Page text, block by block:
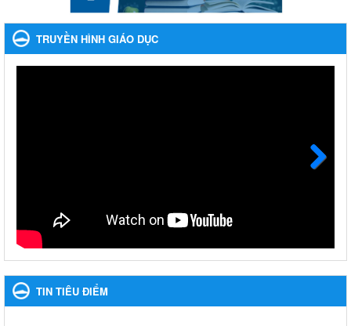
Phát động, triển khai Cuộc thi " An toàn giao thông cho nụ
cười ngày mai" dành cho học sinh và giáo viên trung học
năm học 2023-2024
Phát động, triển khai Cuộc thi " An toàn giao thông cho nụ cười
Nhắc nhỡ thực hiện thanh toán không dùng tiền mặt các
khoản thu trong nhà trường năm học 2023-2024 và các năm
Ngày ban hành: 27/09/2023
Hưởng ứng cuộc thi Tìm hiểu Luật Phòng, chống ma túy
Hưởng ứng cuộc thi Tìm hiểu Luật Phòng, chống ma túy
Ngày ban hành: 06/09/2023
TRUYỀN HÌNH GIÁO DỤC
TIN TIÊU ĐIỂM